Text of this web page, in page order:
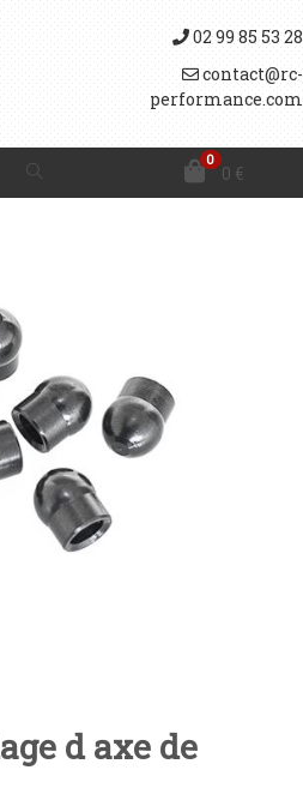
02 99 85 53 28
contact@rc-
performance.com
0
0 €
d axe de